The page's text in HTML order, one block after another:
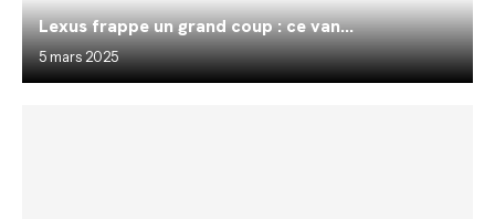
Lexus frappe un grand coup : ce van...
5 mars 2025